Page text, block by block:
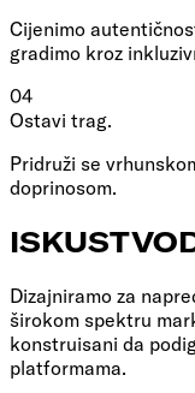
Cijenimo
gradimo kroz
04
Ostavi trag.
Pridruži se
doprinosom.
ISKUSTVO
Dizajniramo za
širokom spektru
konstruisani da
platformama.